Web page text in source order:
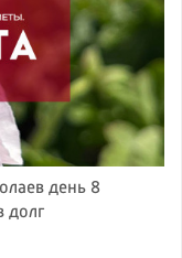
день 8
долг